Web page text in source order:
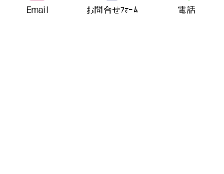
Email お問合せﾌｫｰﾑ 電話